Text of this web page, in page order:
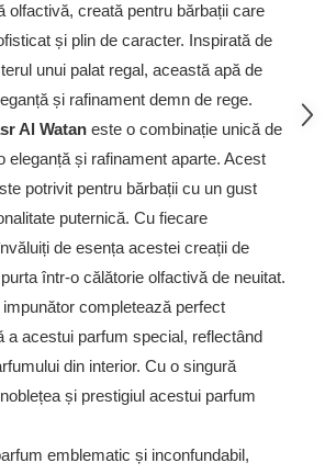
olfactivă, creată pentru bărbații care
și plin de caracter. Inspirată de
unui palat regal, această apă de
și rafinament demn de rege.
Al Watan este o combinație unică de
eleganță și rafinament aparte. Acest
potrivit pentru bărbații cu un gust
puternică. Cu fiecare
de esența acestei creații de
într-o călătorie olfactivă de neuitat.
completează perfect
a acestui parfum special, reflectând
din interior. Cu o singură
și prestigiul acestui parfum
emblematic și inconfundabil,